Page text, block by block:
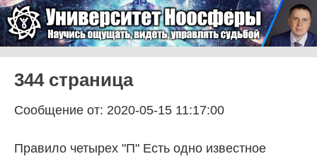
Университет Ноосферы
344 страница
Сообщение от: 2020-05-15 11:17:00
Правило четырех "П" Есть одно известное